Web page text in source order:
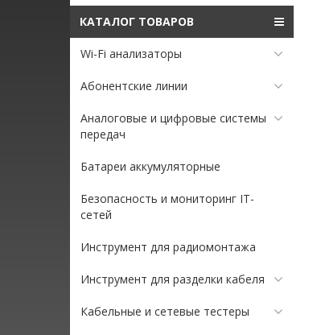
КАТАЛОГ ТОВАРОВ
Wi-Fi анализаторы
Абонентские линии
Аналоговые и цифровые системы
передач
Батареи аккумуляторные
Безопасность и мониторинг IT-
сетей
Инструмент для радиомонтажа
Инструмент для разделки кабеля
Кабельные и сетевые тестеры